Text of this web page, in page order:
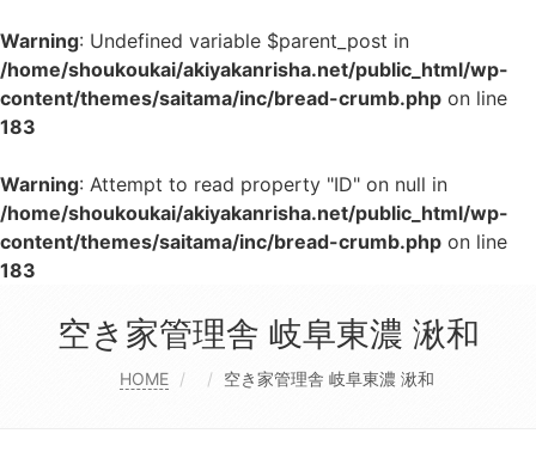
Warning: Undefined variable $parent_post in
/home/shoukoukai/akiyakanrisha.net/public_html/wp-
content/themes/saitama/inc/bread-crumb.php on line
183
Warning: Attempt to read property "ID" on null in
/home/shoukoukai/akiyakanrisha.net/public_html/wp-
content/themes/saitama/inc/bread-crumb.php on line
183
空き家管理舎 岐阜東濃 湫和
HOME 空き家管理舎 岐阜東濃 湫和